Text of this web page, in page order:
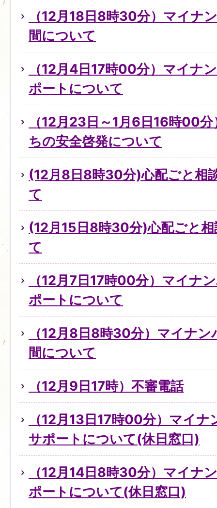
（12月18日8時30分）マイナ
間について
（12月4日17時00分）マイナ
ポートについて
（12月23日～1月6日16時00
ちの安全啓発について
(12月8日8時30分)心配ごと相
て
(12月15日8時30分)心配ごと
て
（12月7日17時00分）マイナ
ポートについて
（12月8日8時30分）マイナ
間について
（12月9日17時）不審電話
（12月13日17時00分）マイ
サポートについて(休日窓口)
（12月14日8時30分）マイナ
ポートについて(休日窓口)